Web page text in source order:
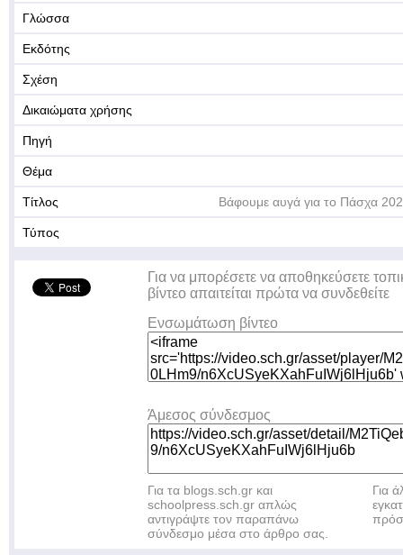
Γλώσσα
Εκδότης
Σχέση
Δικαιώματα χρήσης
Πηγή
Θέμα
Τίτλος Βάφουμε αυγά για το Πάσχα
Τύπος
Για να μπορέσετε να αποθηκεύσετε
βίντεο απαιτείται πρώτα να συνδεθείτε
Ενσωμάτωση βίντεο
Άμεσος σύνδεσμος
Για τα blogs.sch.gr και
schoolpress.sch.gr απλώς
αντιγράψτε τον παραπάνω
σύνδεσμο μέσα στο άρθρο σας.
Για